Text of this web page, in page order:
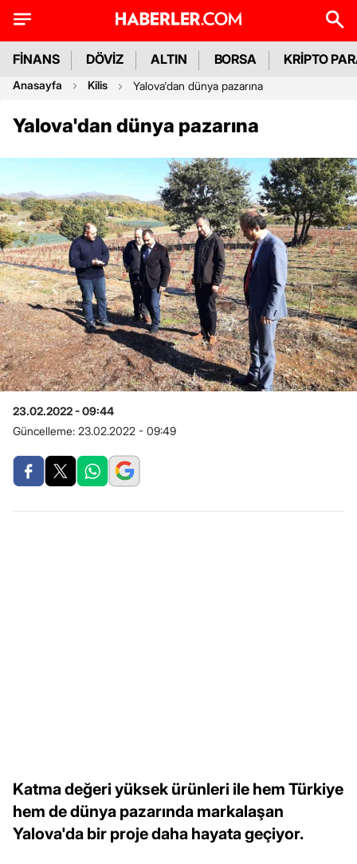
FİNANS DÖVİZ ALTIN BORSA KRİPTO
Anasayfa Kilis Yalova'dan dünya pazarına
Yalova'dan dünya pazarına
23.02.2022 - 09:44
Güncelleme: 23.02.2022 - 09:49
Katma değeri yüksek ürünleri ile hem Türkiye
hem de dünya pazarında markalaşan
Yalova'da bir proje daha hayata geçiyor.